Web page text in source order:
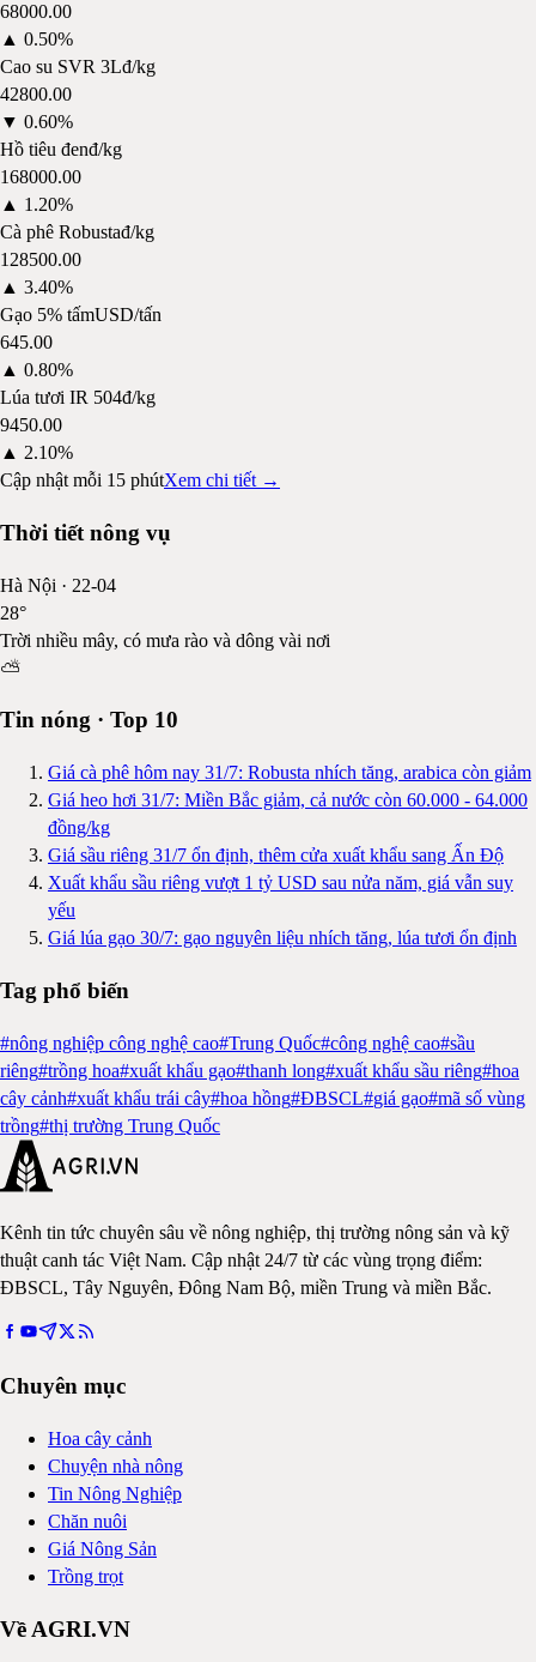
68000.00
▲ 0.50%
Cao su SVR 3Lđ/kg
42800.00
▼ 0.60%
Hồ tiêu đenđ/kg
168000.00
▲ 1.20%
Cà phê Robustađ/kg
128500.00
▲ 3.40%
Gạo 5% tấmUSD/tấn
645.00
▲ 0.80%
Lúa tươi IR 504đ/kg
9450.00
▲ 2.10%
Cập nhật mỗi 15 phútXem chi tiết →
Thời tiết nông vụ
Hà Nội · 22-04
28°
Trời nhiều mây, có mưa rào và dông vài nơi
⛅
Tin nóng · Top 10
Giá cà phê hôm nay 31/7: Robusta nhích tăng, arabica còn giảm
Giá heo hơi 31/7: Miền Bắc giảm, cả nước còn 60.000 - 64.000
đồng/kg
Giá sầu riêng 31/7 ổn định, thêm cửa xuất khẩu sang Ấn Độ
Xuất khẩu sầu riêng vượt 1 tỷ USD sau nửa năm, giá vẫn suy
yếu
Giá lúa gạo 30/7: gạo nguyên liệu nhích tăng, lúa tươi ổn định
Tag phổ biến
#nông nghiệp công nghệ cao#Trung Quốc#công nghệ cao#sầu
riêng#trồng hoa#xuất khẩu gạo#thanh long#xuất khẩu sầu riêng#hoa
cây cảnh#xuất khẩu trái cây#hoa hồng#ĐBSCL#giá gạo#mã số vùng
trồng#thị trường Trung Quốc
Kênh tin tức chuyên sâu về nông nghiệp, thị trường nông sản và kỹ
thuật canh tác Việt Nam. Cập nhật 24/7 từ các vùng trọng điểm:
ĐBSCL, Tây Nguyên, Đông Nam Bộ, miền Trung và miền Bắc.
Chuyên mục
Hoa cây cảnh
Chuyện nhà nông
Tin Nông Nghiệp
Chăn nuôi
Giá Nông Sản
Trồng trọt
Về AGRI.VN